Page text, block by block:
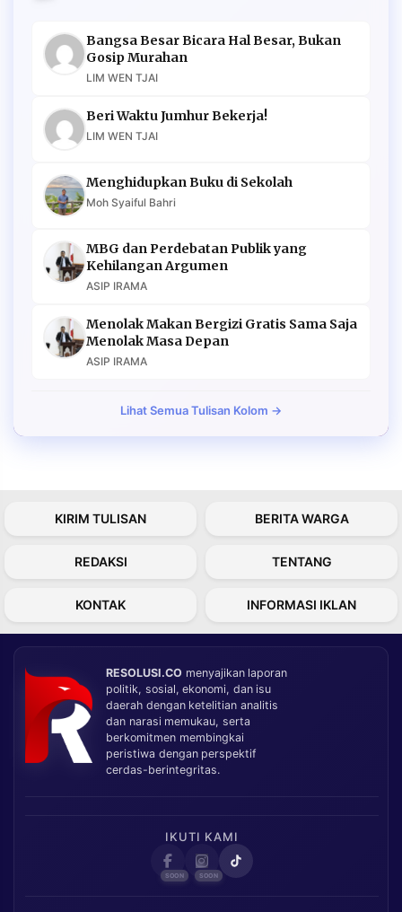
Bangsa Besar Bicara Hal Besar, Bukan
Gosip Murahan
LIM WEN TJAI
Beri Waktu Jumhur Bekerja!
LIM WEN TJAI
Menghidupkan Buku di Sekolah
Moh Syaiful Bahri
MBG dan Perdebatan Publik yang
Kehilangan Argumen
ASIP IRAMA
Menolak Makan Bergizi Gratis Sama Saja
Menolak Masa Depan
ASIP IRAMA
Lihat Semua Tulisan Kolom →
KIRIM TULISAN BERITA WARGA
REDAKSI TENTANG
KONTAK INFORMASI IKLAN
RESOLUSI.CO menyajikan laporan
politik, sosial, ekonomi, dan isu
daerah dengan ketelitian analitis
dan narasi memukau, serta
berkomitmen membingkai
peristiwa dengan perspektif
cerdas-berintegritas.
IKUTI KAMI